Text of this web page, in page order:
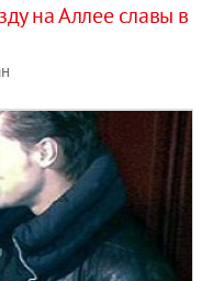
на Аллее славы в